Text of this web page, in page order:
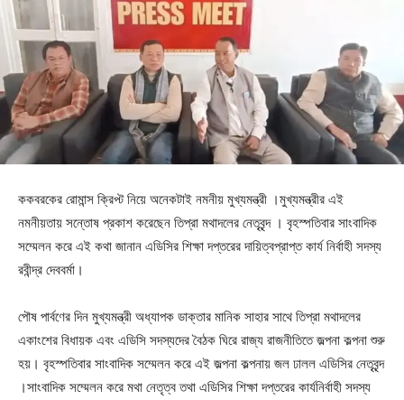
ককবরকের রোমান্স ক্রিপ্ট নিয়ে অনেকটাই নমনীয় মুখ্যমন্ত্রী ।মুখ্যমন্ত্রীর এই
নমনীয়তায় সন্তোষ প্রকাশ করেছেন তিপ্রা মথাদলের নেতৃবৃন্দ । বৃহস্পতিবার সাংবাদিক
সম্মেলন করে এই কথা জানান এডিসির শিক্ষা দপ্তরের দায়িত্বপ্রাপ্ত কার্য নির্বাহী সদস্য
রবীন্দ্র দেববর্মা।
পৌষ পার্বণের দিন মুখ্যমন্ত্রী অধ্যাপক ডাক্তার মানিক সাহার সাথে তিপ্রা মথাদলের
একাংশের বিধায়ক এবং এডিসি সদস্যদের বৈঠক ঘিরে রাজ্য রাজনীতিতে জল্পনা কল্পনা শুরু
হয়। বৃহস্পতিবার সাংবাদিক সম্মেলন করে এই জল্পনা কল্পনায় জল ঢালল এডিসির নেতৃবৃন্দ
।সাংবাদিক সম্মেলন করে মথা নেতৃত্ব তথা এডিসির শিক্ষা দপ্তরের কার্যনির্বাহী সদস্য